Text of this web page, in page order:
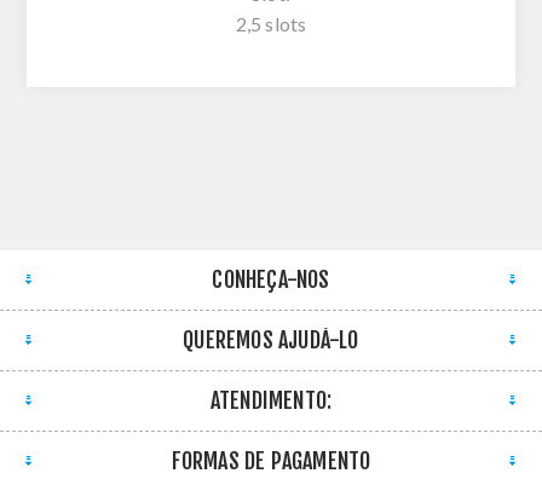
2,5 slots
CONHEÇA-NOS
QUEREMOS AJUDÁ-LO
ATENDIMENTO:
FORMAS DE PAGAMENTO